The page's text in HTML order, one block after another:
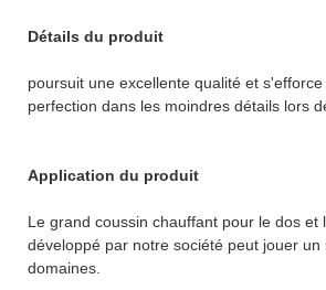
Détails du produit
poursuit une excellente qualité et
perfection dans les moindres détails lors
Application du produit
Le grand coussin chauffant pour le dos et
développé par notre société peut jouer un
domaines.